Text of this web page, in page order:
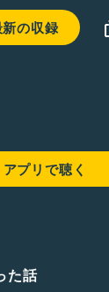
新の収録
アプリで聴く
た話